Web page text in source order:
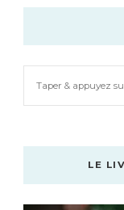
recherchiez
LE